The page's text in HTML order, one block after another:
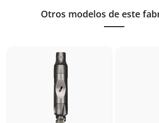
Otros modelos de este